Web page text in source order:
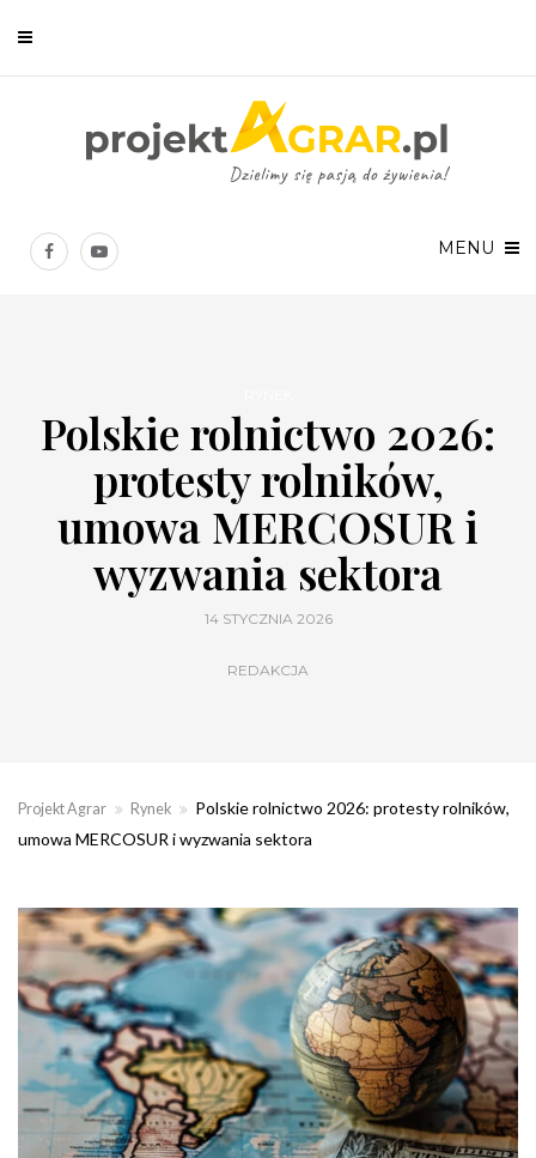
MENU
Polskie rolnictwo 2026:
protesty rolników,
umowa MERCOSUR i
wyzwania sektora
14 STYCZNIA 2026
REDAKCJA
Projekt Agrar Rynek
Polskie rolnictwo 2026: protesty rolników,
umowa MERCOSUR i wyzwania sektora
Chcesz być na bieżąco? Zostaw swój e-mail, a raz w tygodniu
prześlemy Ci nasze najlepsze artykuły!
Twoje dane osobowe będą przetwarzane zgodnie z Polityką prywatności.